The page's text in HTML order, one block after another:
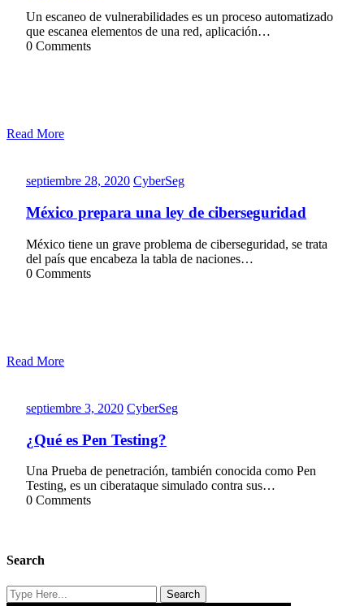
Un escaneo de vulnerabilidades es un proceso automatizado
que escanea elementos de una red, aplicación…
0 Comments
Read More
septiembre 28, 2020septiembre
2020
CyberSegCyberSeg
México prepara una ley de ciberseguridad
México tiene un grave problema de ciberseguridad, se trata
del país que encabeza la tabla de naciones…
0 Comments
Read More
septiembre 3, 2020septiembre
2020
CyberSegCyberSeg
¿Qué es Pen Testing?
Una Prueba de penetración, también conocida como Pen
Testing, es un ciberataque simulado contra sus…
0 Comments
Search